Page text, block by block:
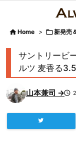
 Home > 新発売
サントリービ
ルツ 麦香る
山本兼司 →